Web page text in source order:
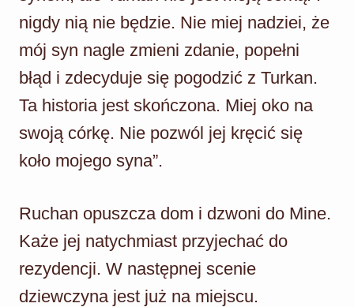
nigdy nią nie będzie. Nie miej nadziei, że
mój syn nagle zmieni zdanie, popełni
błąd i zdecyduje się pogodzić z Turkan.
Ta historia jest skończona. Miej oko na
swoją córkę. Nie pozwól jej kręcić się
koło mojego syna”.
Ruchan opuszcza dom i dzwoni do Mine.
Każe jej natychmiast przyjechać do
rezydencji. W następnej scenie
dziewczyna jest już na miejscu.